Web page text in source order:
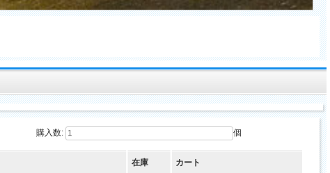
購入数: 個
在庫 カート